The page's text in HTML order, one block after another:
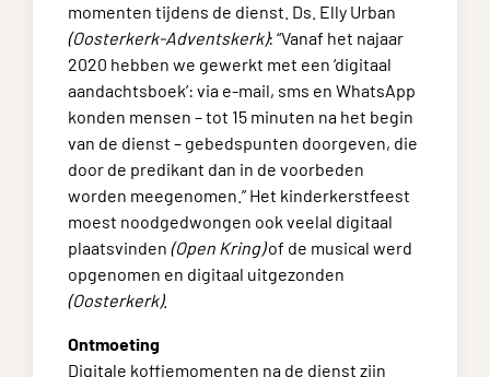
momenten tijdens de dienst. Ds. Elly Urban
(Oosterkerk-Adventskerk): “Vanaf het najaar
2020 hebben we gewerkt met een ‘digitaal
aandachtsboek’: via e-mail, sms en WhatsApp
konden mensen – tot 15 minuten na het begin
van de dienst – gebedspunten doorgeven, die
door de predikant dan in de voorbeden
worden meegenomen.” Het kinderkerstfeest
moest noodgedwongen ook veelal digitaal
plaatsvinden (Open Kring)of de musical werd
opgenomen en digitaal uitgezonden
(Oosterkerk).
Ontmoeting
Digitale koffiemomenten na de dienst zijn